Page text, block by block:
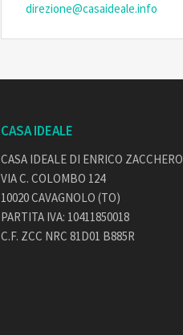
direzione@casaideale.info
CASA IDEALE
CASA IDEALE DI ENRICO ZACCHERO
VIA C. COLOMBO 124
10020 CAVAGNOLO (TO)
PARTITA IVA: 10411850018
C.F. ZCC NRC 81D01 B885R